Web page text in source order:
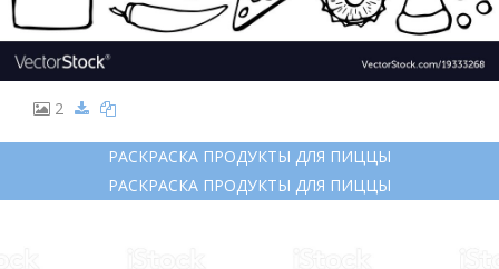
2
РАСКРАСКА ПРОДУКТЫ ДЛЯ ПИЦЦЫ
РАСКРАСКА ПРОДУКТЫ ДЛЯ ПИЦЦЫ